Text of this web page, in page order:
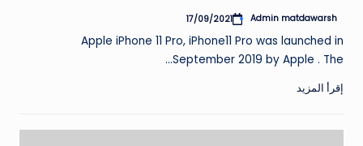
تمّ
بواسطة
Admin matdawarsh
17/09/2021
Apple iPhone 11 Pro, iPhone11 Pro was launched in
September 2019 by Apple . The…
إقرأ المزيد